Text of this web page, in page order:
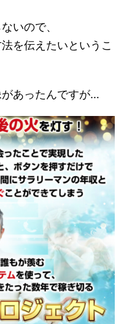
いので、
を伝えたいというこ
あったんですが…